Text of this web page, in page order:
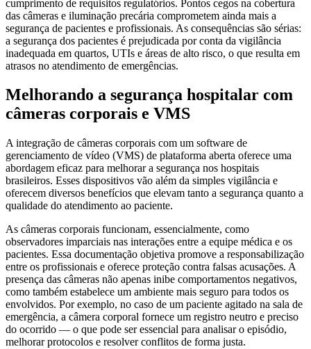
cumprimento de requisitos regulatórios. Pontos cegos na cobertura
das câmeras e iluminação precária comprometem ainda mais a
segurança de pacientes e profissionais. As consequências são sérias:
a segurança dos pacientes é prejudicada por conta da vigilância
inadequada em quartos, UTIs e áreas de alto risco, o que resulta em
atrasos no atendimento de emergências.
Melhorando a segurança hospitalar com
câmeras corporais e VMS
A integração de câmeras corporais com um software de
gerenciamento de vídeo (VMS) de plataforma aberta oferece uma
abordagem eficaz para melhorar a segurança nos hospitais
brasileiros. Esses dispositivos vão além da simples vigilância e
oferecem diversos benefícios que elevam tanto a segurança quanto a
qualidade do atendimento ao paciente.
As câmeras corporais funcionam, essencialmente, como
observadores imparciais nas interações entre a equipe médica e os
pacientes. Essa documentação objetiva promove a responsabilização
entre os profissionais e oferece proteção contra falsas acusações. A
presença das câmeras não apenas inibe comportamentos negativos,
como também estabelece um ambiente mais seguro para todos os
envolvidos. Por exemplo, no caso de um paciente agitado na sala de
emergência, a câmera corporal fornece um registro neutro e preciso
do ocorrido — o que pode ser essencial para analisar o episódio,
melhorar protocolos e resolver conflitos de forma justa.